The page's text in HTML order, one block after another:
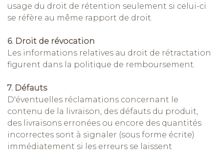
usage du droit de rétention seulement si celui-ci
se réfère au même rapport de droit.
6. Droit de révocation
Les informations relatives au droit de rétractation
figurent dans la politique de remboursement.
7. Défauts
D'éventuelles réclamations concernant le
contenu de la livraison, des défauts du produit,
des livraisons erronées ou encore des quantités
incorrectes sont à signaler (sous forme écrite)
immédiatement si les erreurs se laissent